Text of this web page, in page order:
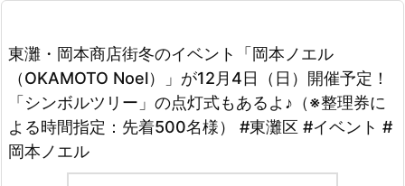
東灘・岡本商店街冬のイベント「岡本ノエル
（OKAMOTO Noel）」が12月4日（日）開催予定！
「シンボルツリー」の点灯式もあるよ♪（※整理券に
よる時間指定：先着500名様） #東灘区 #イベント #
岡本ノエル